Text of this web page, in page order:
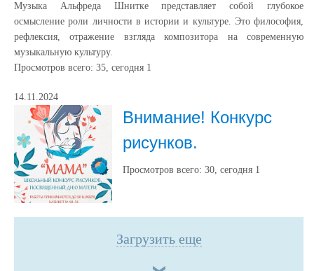
Музыка Альфреда Шнитке представляет собой глубокое
осмысление роли личности в истории и культуре. Это философия,
рефлексия, отражение взгляда композитора на современную
музыкальную культуру.
Просмотров всего: 35, сегодня 1
14.11.2024
Внимание! Конкурс
рисунков.
Просмотров всего: 30, сегодня 1
Загрузить еще